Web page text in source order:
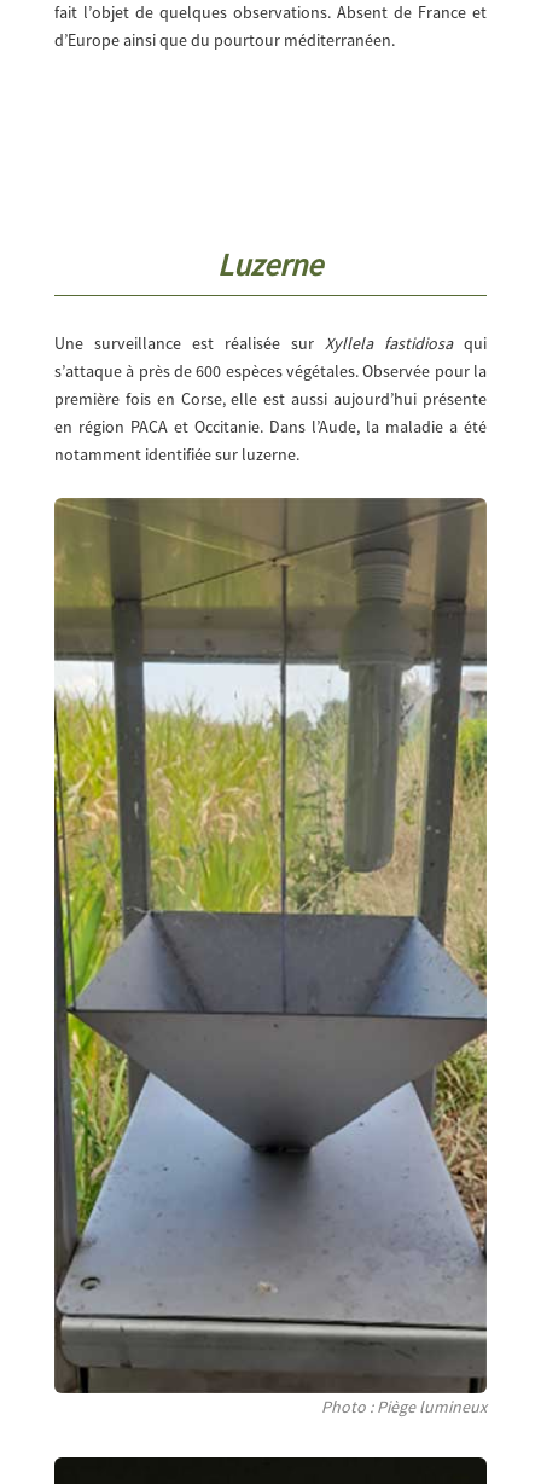
fait l’objet de quelques observations. Absent de France et
d’Europe ainsi que du pourtour méditerranéen.
Luzerne
Une surveillance est réalisée surXyllela fastidiosaqui
s’attaque à près de 600 espèces végétales. Observée pour la
première fois en Corse, elle est aussi aujourd’hui présente
en région PACA et Occitanie. Dans l’Aude, la maladie a été
notamment identifiée sur luzerne.
Photo : Piège lumineux